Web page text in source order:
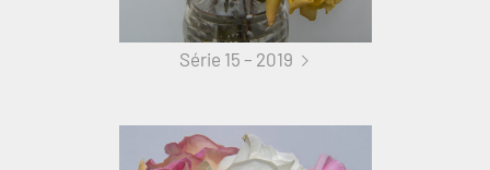
Série 15 – 2019